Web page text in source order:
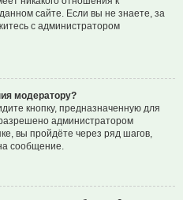
сайте. Если вы не знаете, за
с администратором
модератору?
кнопку, предназначенную для
администратором
вы пройдёте через ряд шагов,
сообщение.